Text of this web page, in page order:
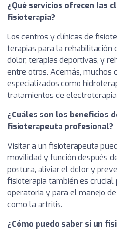
¿Qué servicios ofrecen las
fisioterapia?
Los centros y clínicas de
terapias para la rehabilitación
dolor, terapias deportivas, y
entre otros. Además, muchos
especializados como
tratamientos de electroterapia.
¿Cuáles son los beneficios
fisioterapeuta profesional?
Visitar a un fisioterapeuta
movilidad y función después
postura, aliviar el dolor y
fisioterapia también es
operatoria y para el manejo
como la artritis.
¿Cómo puedo saber si un